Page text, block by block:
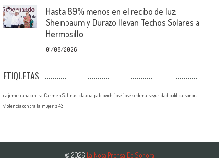
Hasta 89% menos en el recibo de luz:
Sheinbaum y Durazo llevan Techos Solares a
Hermosillo
01/08/2026
ETIQUETAS
cajeme canacintra Carmen Salinas claudia pablovich josé josé sedena seguridad pública sonora
violencia contra la mujer z 43
© 2026 La Nota Prensa De Sonora